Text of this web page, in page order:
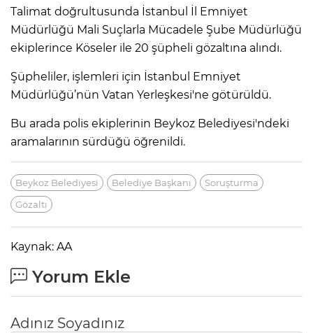
Talimat doğrultusunda İstanbul İl Emniyet
Müdürlüğü Mali Suçlarla Mücadele Şube Müdürlüğü
ekiplerince Köseler ile 20 şüpheli gözaltına alındı.
Şüpheliler, işlemleri için İstanbul Emniyet
Müdürlüğü’nün Vatan Yerleşkesi'ne götürüldü.
Bu arada polis ekiplerinin Beykoz Belediyesi'ndeki
aramalarının sürdüğü öğrenildi.
Beykoz Belediyesi Belediye Başkanı
Soruşturma
Gözaltı
Kaynak: AA
Yorum Ekle
Adınız Soyadınız